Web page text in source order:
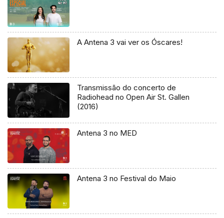
A Antena 3 vai ver os Óscares!
Transmissão do concerto de
Radiohead no Open Air St. Gallen
(2016)
Antena 3 no MED
Antena 3 no Festival do Maio